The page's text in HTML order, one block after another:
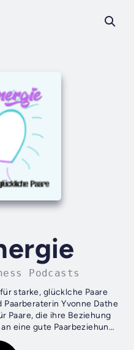
Podcasts
starke, glücklche Paare
Yvonne Dathe
Paare, die ihre Beziehung
eine gute Paarbeziehung
und eine...